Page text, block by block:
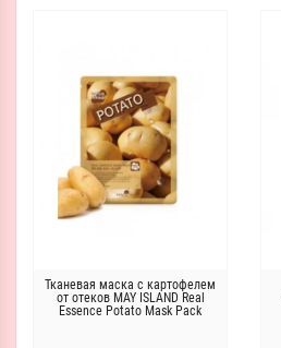
Тканевая маска с картофелем
от отеков MAY ISLAND Real
Essence Potato Mask Pack